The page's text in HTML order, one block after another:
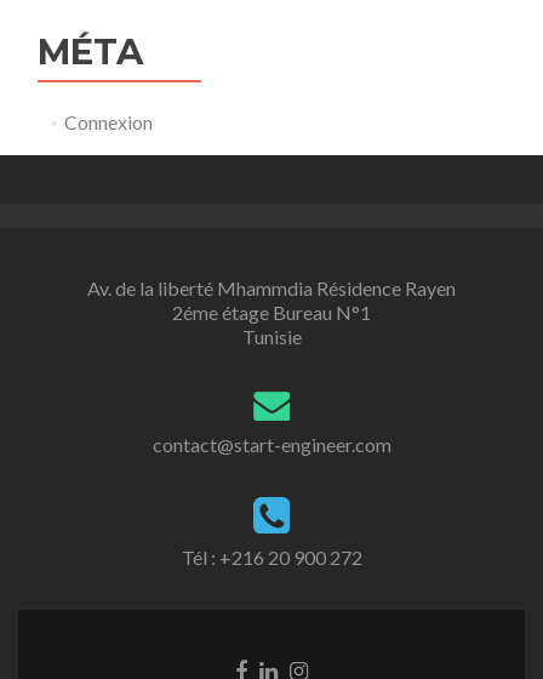
MÉTA
Connexion
Av. de la liberté Mhammdia Résidence Rayen
2éme étage Bureau N°1
Tunisie
contact@start-engineer.com
Tél : +216 20 900 272
Go Go Go